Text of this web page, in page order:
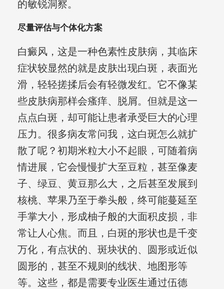
的敏锐洞察。
尽量评估与个体化方案
白癜风，这是一种色素性皮肤病，其临床
症状较显然的就是皮肤出现白斑，表面光
滑，轻轻搓揉后会有轻微发红。它不像某
些皮肤病那样会瘙痒、脱屑。但就是这一
点点白斑，却可能让患者承受巨大的心理
压力。很多病友常问我，这白斑怎么就扩
散了呢？初期米粒大小不起眼，可随着病
情进展，它会慢慢扩大至豆粒，甚至像麦
子、绿豆、黄豆那么大，之后甚至发展到
核桃、苹果乃至于拳头般，终可能蔓延至
手掌大小，形成柚子般的大面积皮损，非
常让人心焦。而且，白斑的形状也是千变
万化，有点状的、斑块状的、圆形或近似
圆形的，甚至不规则的线状、地图形等
等。这些，都是需要专业医生通过伍德